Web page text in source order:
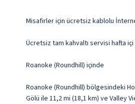
Misafirler için ücretsiz kablolu
Ücretsiz tam kahvaltı servisi hafta içi
Roanoke (Roundhill) içinde
Roanoke (Roundhill) bölgesindeki
Gölü ile 11,2 mi (18,1 km) ve Valley